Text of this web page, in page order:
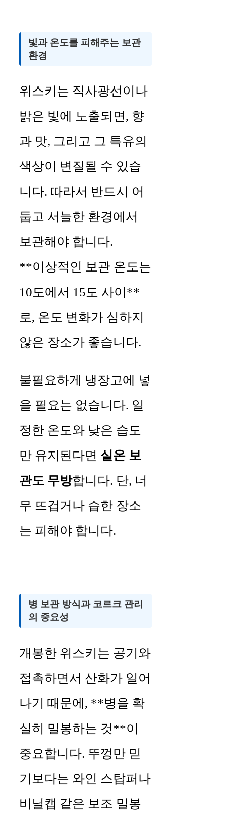
빛과 온도를 피해주는 보관
환경
위스키는 직사광선이나
밝은 빛에 노출되면, 향
과 맛, 그리고 그 특유의
색상이 변질될 수 있습
니다. 따라서 반드시 어
둡고 서늘한 환경에서
보관해야 합니다.
**이상적인 보관 온도는
10도에서 15도 사이**
로, 온도 변화가 심하지
않은 장소가 좋습니다.
불필요하게 냉장고에 넣
을 필요는 없습니다. 일
정한 온도와 낮은 습도
만 유지된다면 실온 보
관도 무방합니다. 단, 너
무 뜨겁거나 습한 장소
는 피해야 합니다.
병 보관 방식과 코르크 관리
의 중요성
개봉한 위스키는 공기와
접촉하면서 산화가 일어
나기 때문에, **병을 확
실히 밀봉하는 것**이
중요합니다. 뚜껑만 믿
기보다는 와인 스탑퍼나
비닐캡 같은 보조 밀봉